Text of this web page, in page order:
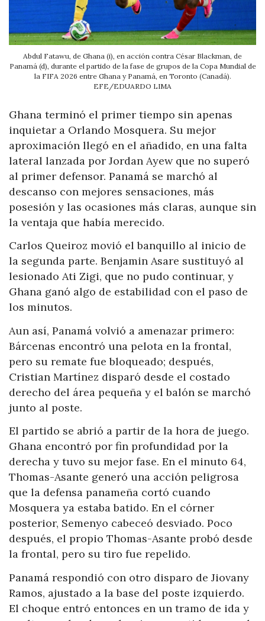
Abdul Fatawu, de Ghana (i), en acción contra César Blackman, de
Panamá (d), durante el partido de la fase de grupos de la Copa Mundial de
la FIFA 2026 entre Ghana y Panamá, en Toronto (Canadá).
EFE/EDUARDO LIMA
Ghana terminó el primer tiempo sin apenas
inquietar a Orlando Mosquera. Su mejor
aproximación llegó en el añadido, en una falta
lateral lanzada por Jordan Ayew que no superó
al primer defensor. Panamá se marchó al
descanso con mejores sensaciones, más
posesión y las ocasiones más claras, aunque sin
la ventaja que había merecido.
Carlos Queiroz movió el banquillo al inicio de
la segunda parte. Benjamin Asare sustituyó al
lesionado Ati Zigi, que no pudo continuar, y
Ghana ganó algo de estabilidad con el paso de
los minutos.
Aun así, Panamá volvió a amenazar primero:
Bárcenas encontró una pelota en la frontal,
pero su remate fue bloqueado; después,
Cristian Martínez disparó desde el costado
derecho del área pequeña y el balón se marchó
junto al poste.
El partido se abrió a partir de la hora de juego.
Ghana encontró por fin profundidad por la
derecha y tuvo su mejor fase. En el minuto 64,
Thomas-Asante generó una acción peligrosa
que la defensa panameña cortó cuando
Mosquera ya estaba batido. En el córner
posterior, Semenyo cabeceó desviado. Poco
después, el propio Thomas-Asante probó desde
la frontal, pero su tiro fue repelido.
Panamá respondió con otro disparo de Jiovany
Ramos, ajustado a la base del poste izquierdo.
El choque entró entonces en un tramo de ida y